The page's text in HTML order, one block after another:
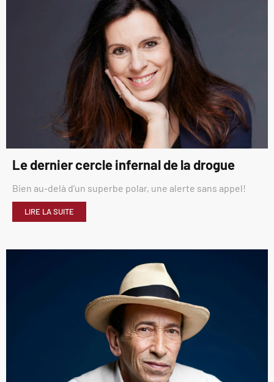
Le dernier cercle infernal de la drogue
Bien au-delà d’un superbe polar, une alerte sans appel!
LIRE LA SUITE